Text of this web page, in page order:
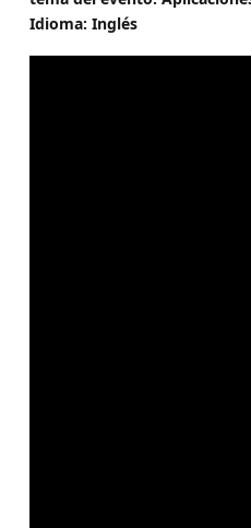
Idioma: Inglés